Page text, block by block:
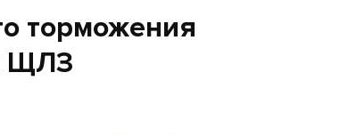
торможения
ЩЛЗ